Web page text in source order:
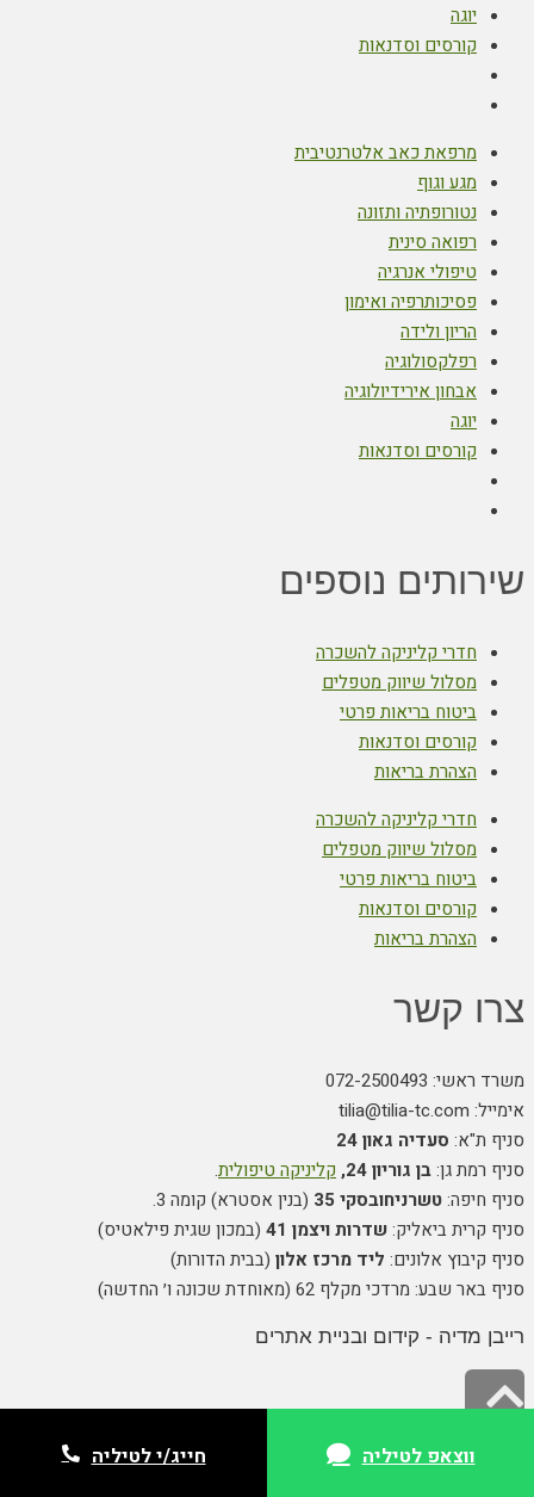
יוגה
קורסים וסדנאות
חייג/י לטיליה ווצאפ לטיליה
מרפאת כאב אלטרנטיבית
מגע וגוף
נטורופתיה ותזונה
רפואה סינית
טיפולי אנרגיה
פסיכותרפיה ואימון
הריון ולידה
רפלקסולוגיה
אבחון אירידיולוגיה
יוגה
קורסים וסדנאות
חייג/י לטיליה ווצאפ לטיליה
שירותים נוספים
חדרי קליניקה להשכרה
מסלול שיווק מטפלים
ביטוח בריאות פרטי
קורסים וסדנאות
הצהרת בריאות
חדרי קליניקה להשכרה
מסלול שיווק מטפלים
ביטוח בריאות פרטי
קורסים וסדנאות
הצהרת בריאות
צרו קשר
משרד ראשי: 072-2500493
אימייל: tilia@tilia-tc.com
סניף ת"א: סעדיה גאון 24
סניף רמת גן:בן גוריון 24, קליניקה טיפולית.
סניף חיפה:טשרניחובסקי 35
(בנין אסטרא) קומה 3.
סניף קרית ביאליק:שדרות ויצמן 41
(במכון שגית פילאטיס)
סניף קיבוץ אלונים: ליד מרכז אלון (בבית הדורות)
סניף באר שבע: מרדכי מקלף 62 (מאוחדת שכונה ו׳ החדשה)
רייבן מדיה - קידום ובניית אתרים
גלילה
לראש